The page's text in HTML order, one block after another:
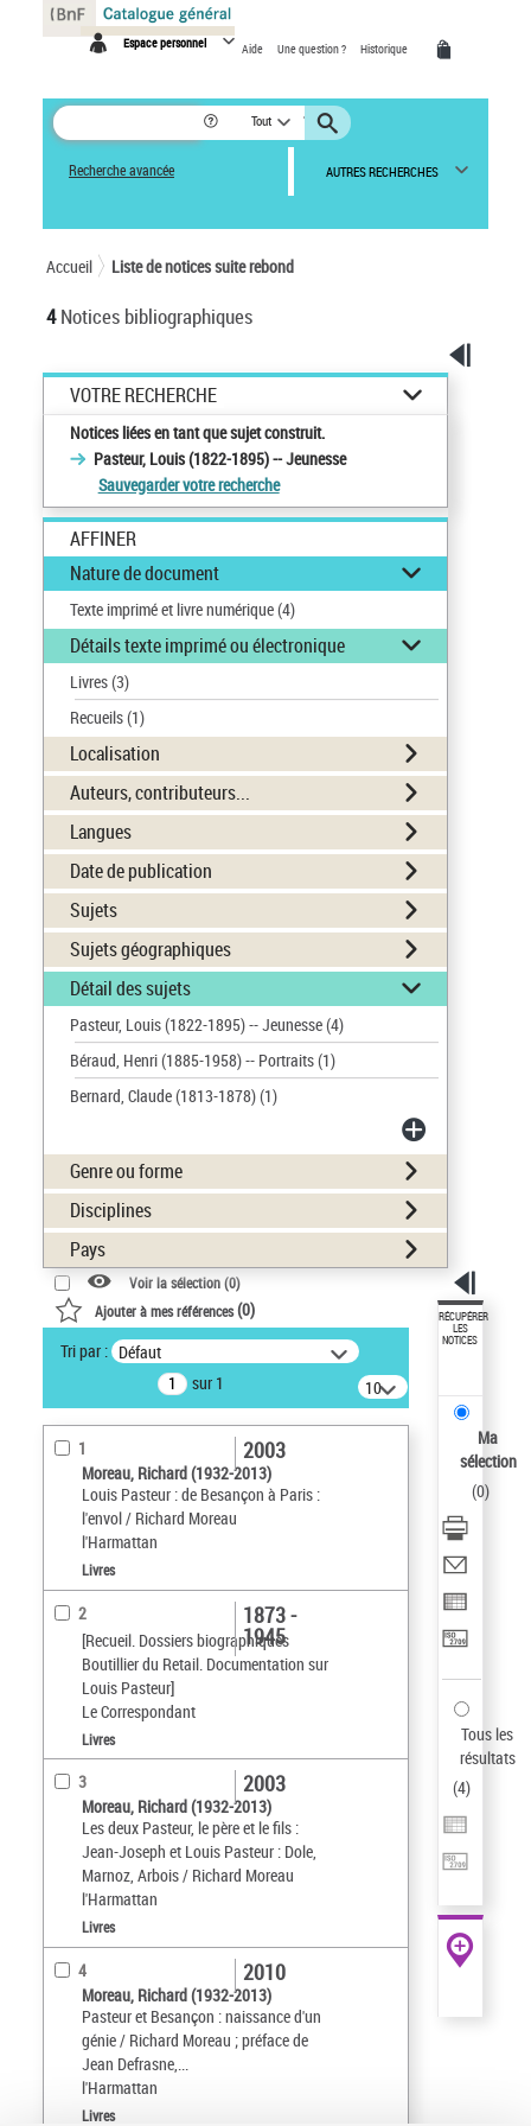
Espace personnel Aide Une question ? Historique
Tout
Recherche avancée AUTRES RECHERCHES
Accueil Liste de notices suite rebond
4Notices bibliographiques
VOTRE RECHERCHE
Notices liées en tant que sujet construit.
Pasteur, Louis (1822-1895) -- Jeunesse
Sauvegarder votre recherche
AFFINER
Nature de document
Texte imprimé et livre numérique(4)
Détails texte imprimé ou électronique
Livres(3)
Recueils(1)
Localisation
Auteurs, contributeurs...
Langues
Date de publication
Sujets
Sujets géographiques
Détail des sujets
Pasteur, Louis (1822-1895) -- Jeunesse(4)
Béraud, Henri (1885-1958) -- Portraits(1)
Bernard, Claude (1813-1878)(1)
Genre ou forme
Disciplines
Pays
Voir la sélection (0)
Ajouter à mes références(0)
Tri par : Défaut
sur 1
10
résultats/page
1
Moreau, Richard (1932-2013)
Louis Pasteur : de Besançon à Paris :
l'envol / Richard Moreau
l'Harmattan
2003
Livres
2
[Recueil. Dossiers biographiques
Boutillier du Retail. Documentation sur
Louis Pasteur]
Le Correspondant
1873 -
1945
Livres
3
Moreau, Richard (1932-2013)
Les deux Pasteur, le père et le fils :
Jean-Joseph et Louis Pasteur : Dole,
Marnoz, Arbois / Richard Moreau
l'Harmattan
2003
Livres
4
Moreau, Richard (1932-2013)
Pasteur et Besançon : naissance d'un
génie / Richard Moreau ; préface de
Jean Defrasne,...
l'Harmattan
2010
Livres
RÉCUPÉRER
LES
NOTICES
Ma
sélection
(0)
Tous les
résultats
(4)
Panneau de gestion des cookies